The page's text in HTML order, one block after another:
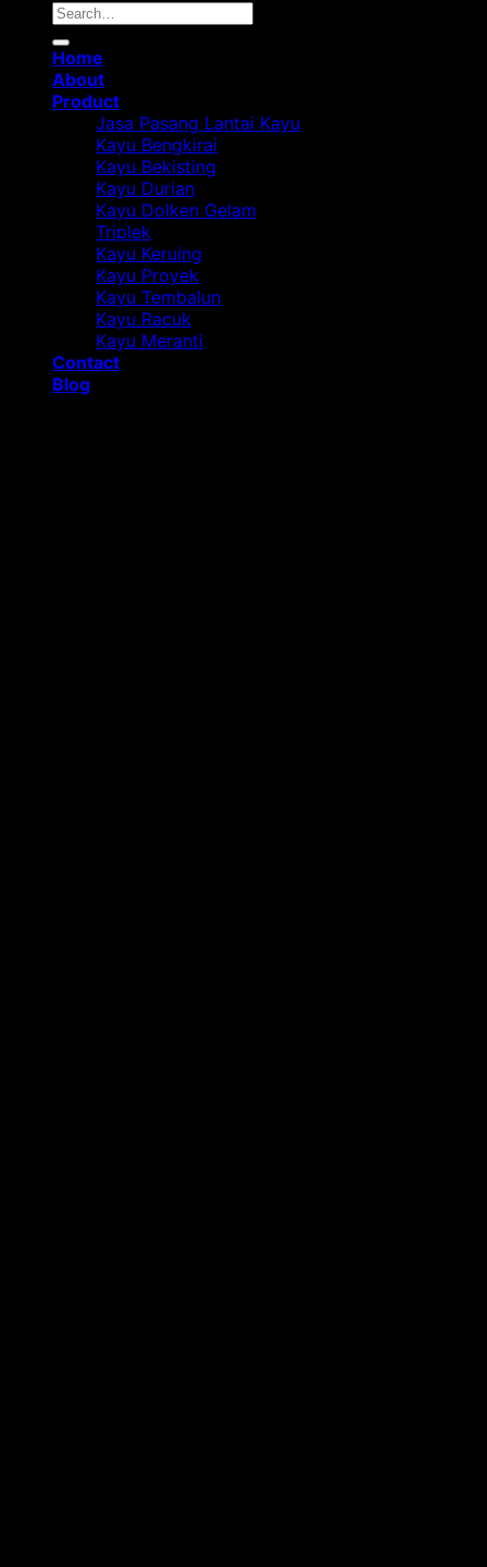
Home
About
Product
Jasa Pasang Lantai Kayu
Kayu Bengkirai
Kayu Bekisting
Kayu Durian
Kayu Dolken Gelam
Triplek
Kayu Keruing
Kayu Proyek
Kayu Tembalun
Kayu Racuk
Kayu Meranti
Contact
Blog